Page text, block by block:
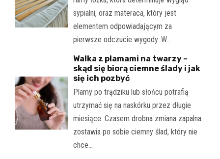
sypialni, oraz materaca, który jest
elementem odpowiadającym za
pierwsze odczucie wygody. W…
Walka z plamami na twarzy –
skąd się biorą ciemne ślady i jak
się ich pozbyć
Plamy po trądziku lub słońcu potrafią
utrzymać się na naskórku przez długie
miesiące. Czasem drobna zmiana zapalna
zostawia po sobie ciemny ślad, który nie
chce…